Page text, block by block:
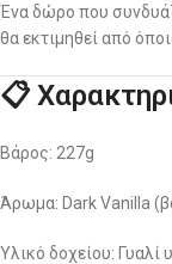
Ένα δώρο που
θα εκτιμηθεί από
📋
Βάρος: 227g
Άρωμα: Dark Vanilla
Υλικό δοχείου: Γυαλί